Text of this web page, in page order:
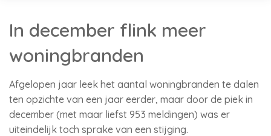
In december flink meer
woningbranden
Afgelopen jaar leek het aantal woningbranden te dalen
ten opzichte van een jaar eerder, maar door de piek in
december (met maar liefst 953 meldingen) was er
uiteindelijk toch sprake van een stijging.